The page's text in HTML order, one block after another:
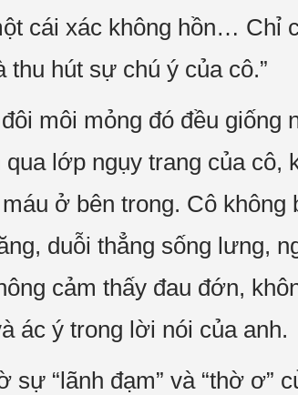
cái xác không hồn… Chỉ
thu hút sự chú ý của cô.”
môi mỏng đó đều giống
lớp ngụy trang của cô,
ở bên trong. Cô
duỗi thẳng sống lưng,
cảm thấy đau đớn,
ác ý trong lời nói của anh.
sự “lãnh đạm” và “thờ ơ”